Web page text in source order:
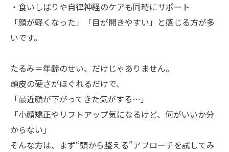
・食いしばりや自律神経のケアも同時にサポート
「顔が軽くなった」「目が開きやすい」と感じる方が多
いです。
たるみ＝年齢のせい、だけじゃありません。
頭皮の硬さがほぐれるだけで、
「最近顔が下がってきた気がする…」
「小顔矯正やリフトアップ気になるけど、何がいいか分
からない」
そんな方は、まず“頭から整える”アプローチを試してみ